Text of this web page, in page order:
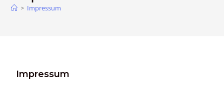
> Impressum
Impressum